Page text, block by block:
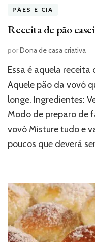
PÃES E CIA
Receita de pão
porDona de casa criativa
Essa é aquela
Aquele pão da vovó
longe. Ingredientes:
Modo de preparo de
vovó Misture tudo e
poucos que deverá